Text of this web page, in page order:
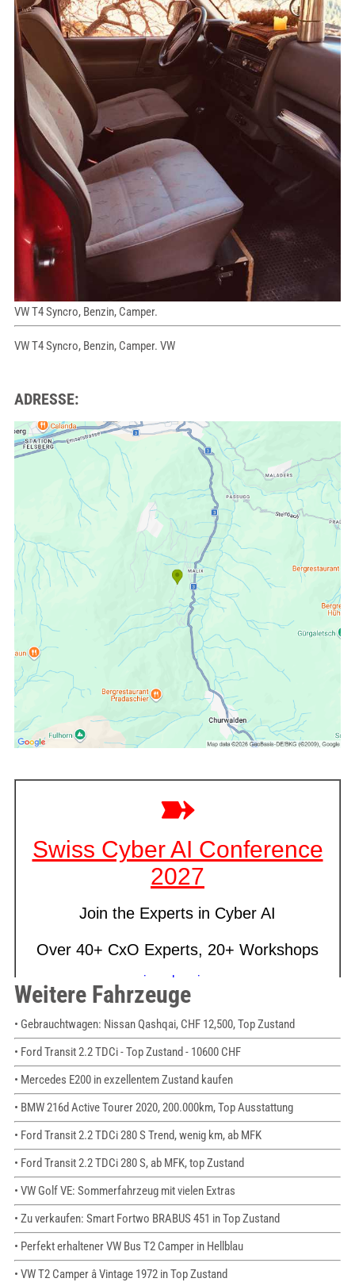
VW T4 Syncro, Benzin, Camper.
VW T4 Syncro, Benzin, Camper. VW
ADRESSE:
Weitere Fahrzeuge
• Gebrauchtwagen: Nissan Qashqai, CHF 12,500, Top Zustand
• Ford Transit 2.2 TDCi - Top Zustand - 10600 CHF
• Mercedes E200 in exzellentem Zustand kaufen
• BMW 216d Active Tourer 2020, 200.000km, Top Ausstattung
• Ford Transit 2.2 TDCi 280 S Trend, wenig km, ab MFK
• Ford Transit 2.2 TDCi 280 S, ab MFK, top Zustand
• VW Golf VE: Sommerfahrzeug mit vielen Extras
• Zu verkaufen: Smart Fortwo BRABUS 451 in Top Zustand
• Perfekt erhaltener VW Bus T2 Camper in Hellblau
• VW T2 Camper â Vintage 1972 in Top Zustand